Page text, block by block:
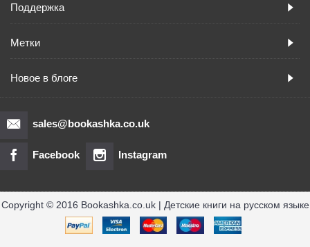
Поддержка
Метки
Новое в блоге
sales@bookashka.co.uk
Facebook Instagram
Copyright © 2016 Bookashka.co.uk | Детские книги на русском языке